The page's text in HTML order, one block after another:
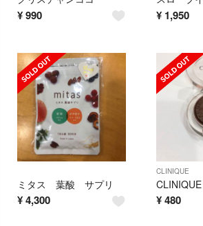
¥990 ¥ 1,950
ミタス 葉酸 サプリ
¥4,300
CLINIQUE
¥480